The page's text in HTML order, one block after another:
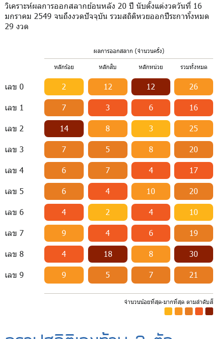
วิเคราะห์ผลการออกสลากย้อนหลัง 20 ปี นับตั้งแต่งวดวันที่ 16
มกราคม 2549 จนถึงงวดปัจจุบัน รวมสถิติหวยออกปีระกาทั้งหมด
29 งวด
ผลการออกสลาก (จำนวนครั้ง)
หลักร้อย หลักสิบ หลักหน่วย รวมทั้งหมด
เลข 0 2 12 12 26
เลข 1 7 3 6 16
เลข 2 14 8 3 25
เลข 3 7 5 8 20
เลข 4 6 7 4 17
เลข 5 6 4 10 20
เลข 6 4 2 4 10
เลข 7 9 4 6 19
เลข 8 4 18 8 30
เลข 9 9 5 7 21
จำนวนน้อยที่สุด-มากที่สุด ตามลำดับสี